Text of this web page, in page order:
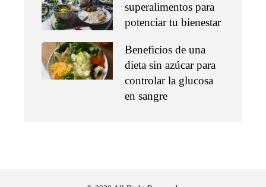
superalimentos para
potenciar tu bienestar
Beneficios de una
dieta sin azúcar para
controlar la glucosa
en sangre